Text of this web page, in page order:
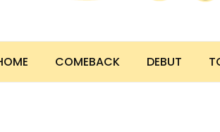
COMEBACK DEBUT